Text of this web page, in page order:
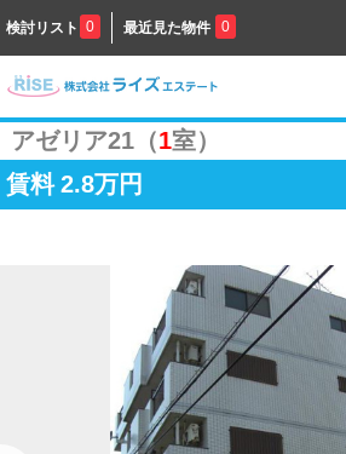
検討リスト 0 最近見た物件 0
アゼリア21（1室）
賃料 2.8万円